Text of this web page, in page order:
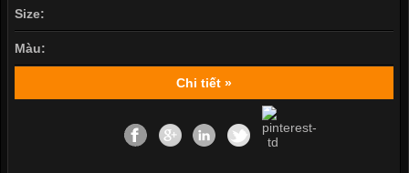
Size:
Màu:
Chi tiết »